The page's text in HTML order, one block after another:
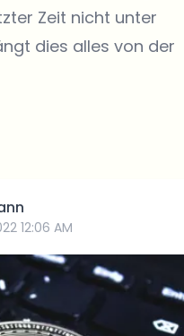
Zeit nicht unter
dies alles von der
12:06 AM